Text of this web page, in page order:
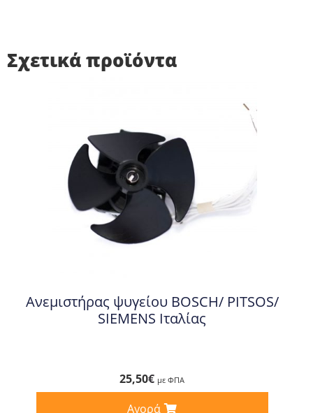
Σχετικά προϊόντα
Ανεμιστήρας ψυγείου BOSCH/ PITSOS/
SIEMENS Ιταλίας
25,50€ με ΦΠΑ
Αγορά